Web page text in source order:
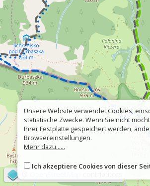
Unsere Website verwendet Cookies,
statistische Zwecke. Wenn Sie nicht
Ihrer Festplatte gespeichert werden,
Browsereinstellungen.
Mehr dazu......
Ich akzeptiere Cookies von dieser